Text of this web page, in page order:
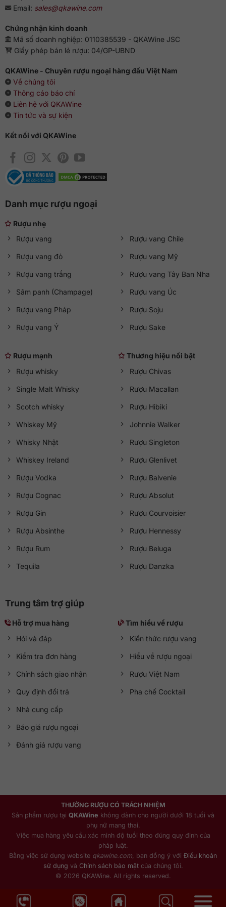
Email: sales@qkawine.com
Chứng nhận kinh doanh
Mã số doanh nghiệp: 0110385539 - QKAWine JSC
Giấy phép bán lẻ rượu: 04/GP-UBND
QKAWine - Chuyên rượu ngoại hàng đầu Việt Nam
Về chúng tôi
Thông cáo báo chí
Liên hệ với QKAWine
Tin tức và sự kiện
Kết nối với QKAWine
Danh mục rượu ngoại
Rượu nhẹ
Rượu vang
Rượu vang đỏ
Rượu vang trắng
Sâm panh (Champage)
Rượu vang Pháp
Rượu vang Ý
Rượu vang Chile
Rượu vang Mỹ
Rượu vang Tây Ban Nha
Rượu vang Úc
Rượu Soju
Rượu Sake
Rượu mạnh
Rượu whisky
Single Malt Whisky
Scotch whisky
Whiskey Mỹ
Whisky Nhật
Whiskey Ireland
Rượu Vodka
Rượu Cognac
Rượu Gin
Rượu Absinthe
Rượu Rum
Tequila
Thương hiệu nổi bật
Rượu Chivas
Rượu Macallan
Rượu Hibiki
Johnnie Walker
Rượu Singleton
Rượu Glenlivet
Rượu Balvenie
Rượu Absolut
Rượu Courvoisier
Rượu Hennessy
Rượu Beluga
Rượu Danzka
Trung tâm trợ giúp
Hỗ trợ mua hàng
Hỏi và đáp
Kiểm tra đơn hàng
Chính sách giao nhận
Quy định đổi trả
Nhà cung cấp
Báo giá rượu ngoại
Đánh giá rượu vang
Tìm hiểu về rượu
Kiến thức rượu vang
Hiểu về rượu ngoại
Rượu Việt Nam
Pha chế Cocktail
THƯỞNG RƯỢU CÓ TRÁCH NHIỆM
Sản phẩm rượu tại QKAWine không dành cho người dưới 18 tuổi và
phụ nữ mang thai.
Việc mua hàng yêu cầu xác minh độ tuổi theo đúng quy định của
pháp luật.
Bằng việc sử dụng website qkawine.com , bạn đồng ý với Điều khoản
sử dụng và Chính sách bảo mậtcủa chúng tôi.
© 2026 QKAWine. All rights reserved.